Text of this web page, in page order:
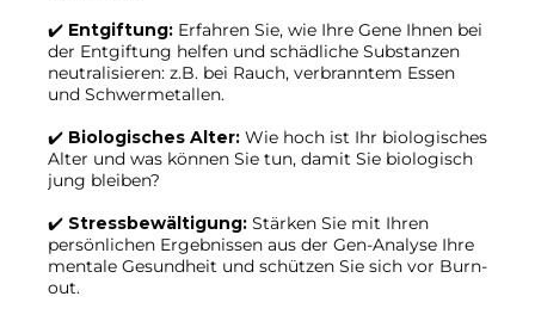
✔️ Entgiftung: Erfahren Sie, wie Ihre Gene Ihnen bei
der Entgiftung helfen und schädliche Substanzen
neutralisieren: z.B. bei Rauch, verbranntem Essen
und Schwermetallen.
✔️ Biologisches Alter: Wie hoch ist Ihr biologisches
Alter und was können Sie tun, damit Sie biologisch
jung bleiben?
✔️ Stressbewältigung: Stärken Sie mit Ihren
persönlichen Ergebnissen aus der Gen-Analyse Ihre
mentale Gesundheit und schützen Sie sich vor Burn-
out.